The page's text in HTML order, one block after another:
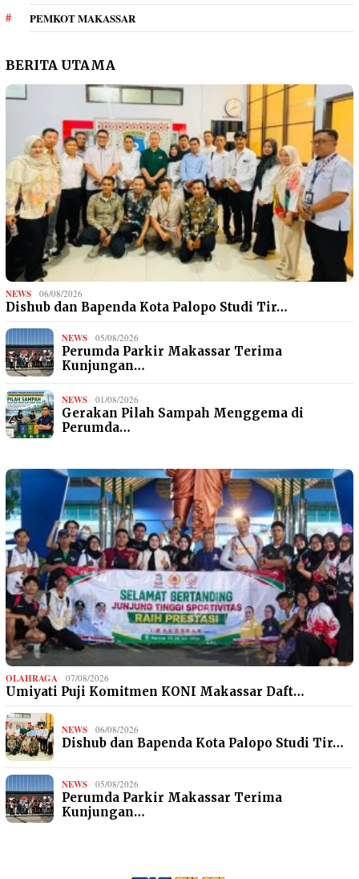
PEMKOT MAKASSAR
BERITA UTAMA
NEWS 06/08/2026
Dishub dan Bapenda Kota Palopo Studi Tir…
NEWS 05/08/2026
Perumda Parkir Makassar Terima
Kunjungan…
NEWS 01/08/2026
Gerakan Pilah Sampah Menggema di
Perumda…
OLAHRAGA 07/08/2026
Umiyati Puji Komitmen KONI Makassar Daft…
NEWS 06/08/2026
Dishub dan Bapenda Kota Palopo Studi Tir…
NEWS 05/08/2026
Perumda Parkir Makassar Terima
Kunjungan…